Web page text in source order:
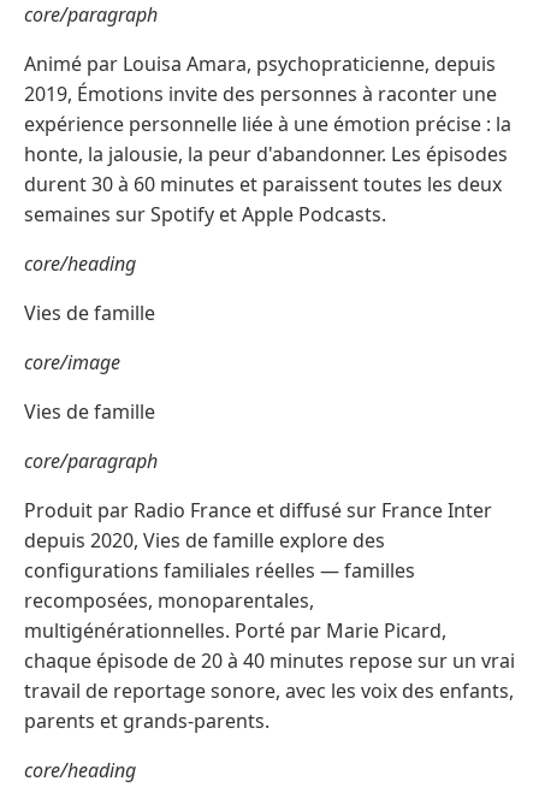
core/paragraph
Animé par Louisa Amara, psychopraticienne, depuis
2019, Émotions invite des personnes à raconter une
expérience personnelle liée à une émotion précise : la
honte, la jalousie, la peur d'abandonner. Les épisodes
durent 30 à 60 minutes et paraissent toutes les deux
semaines sur Spotify et Apple Podcasts.
core/heading
Vies de famille
core/image
Vies de famille
core/paragraph
Produit par Radio France et diffusé sur France Inter
depuis 2020, Vies de famille explore des
configurations familiales réelles — familles
recomposées, monoparentales,
multigénérationnelles. Porté par Marie Picard,
chaque épisode de 20 à 40 minutes repose sur un vrai
travail de reportage sonore, avec les voix des enfants,
parents et grands-parents.
core/heading